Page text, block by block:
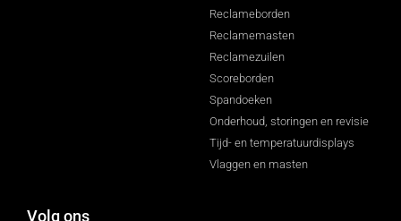
Reclameborden
Reclamemasten
Reclamezuilen
Scoreborden
Spandoeken
Onderhoud, storingen en revisie
Tijd- en temperatuurdisplays
Vlaggen en masten
Volg ons